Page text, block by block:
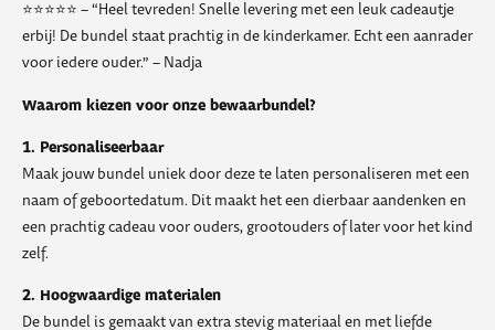
⭐️⭐️⭐️⭐️⭐️ – “Heel tevreden! Snelle levering met een leuk cadeautje
erbij! De bundel staat prachtig in de kinderkamer. Echt een aanrader
voor iedere ouder.” – Nadja
Waarom kiezen voor onze bewaarbundel?
1. Personaliseerbaar
Maak jouw bundel uniek door deze te laten personaliseren met een
naam of geboortedatum. Dit maakt het een dierbaar aandenken en
een prachtig cadeau voor ouders, grootouders of later voor het kind
zelf.
2. Hoogwaardige materialen
De bundel is gemaakt van extra stevig materiaal en met liefde